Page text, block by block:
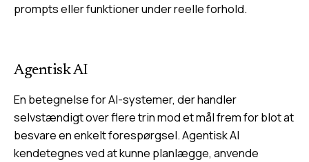
prompts eller funktioner under reelle forhold.
Agentisk AI
En betegnelse for AI-systemer, der handler
selvstændigt over flere trin mod et mål frem for blot at
besvare en enkelt forespørgsel. Agentisk AI
kendetegnes ved at kunne planlægge, anvende